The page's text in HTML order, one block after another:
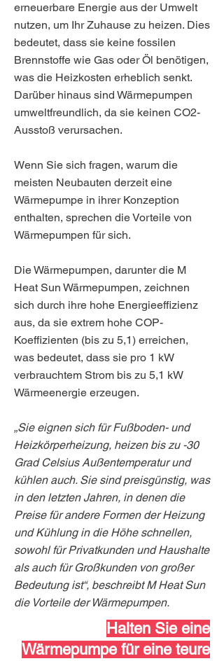
erneuerbare Energie aus der Umwelt
nutzen, um Ihr Zuhause zu heizen. Dies
bedeutet, dass sie keine fossilen
Brennstoffe wie Gas oder Öl benötigen,
was die Heizkosten erheblich senkt.
Darüber hinaus sind Wärmepumpen
umweltfreundlich, da sie keinen CO2-
Ausstoß verursachen.
Wenn Sie sich fragen, warum die
meisten Neubauten derzeit eine
Wärmepumpe in ihrer Konzeption
enthalten, sprechen die Vorteile von
Wärmepumpen für sich.
Die Wärmepumpen, darunter die M
Heat Sun Wärmepumpen, zeichnen
sich durch ihre hohe Energieeffizienz
aus, da sie extrem hohe COP-
Koeffizienten (bis zu 5,1) erreichen,
was bedeutet, dass sie pro 1 kW
verbrauchtem Strom bis zu 5,1 kW
Wärmeenergie erzeugen.
„Sie eignen sich für Fußboden- und
Heizkörperheizung, heizen bis zu -30
Grad Celsius Außentemperatur und
kühlen auch. Sie sind preisgünstig, was
in den letzten Jahren, in denen die
Preise für andere Formen der Heizung
und Kühlung in die Höhe schnellen,
sowohl für Privatkunden und Haushalte
als auch für Großkunden von großer
Bedeutung ist“, beschreibt M Heat Sun
die Vorteile der Wärmepumpen.
Halten Sie eine
Wärmepumpe für eine teure